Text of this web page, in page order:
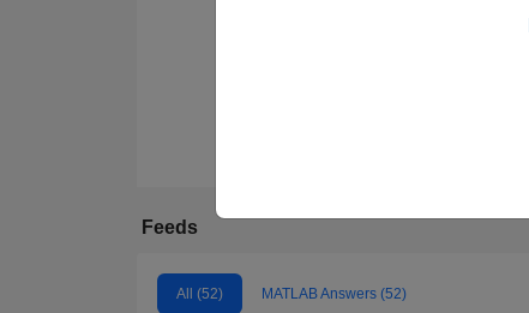
Feeds
All (52) MATLAB Answers (52)